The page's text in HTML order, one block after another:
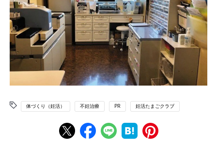
体づくり（妊活） 不妊治療 PR 妊活たまごクラブ